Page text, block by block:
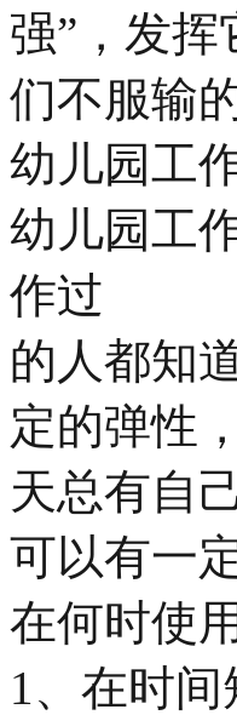
强”，发挥
们不服输
幼儿园工
幼儿园工
作过
的人都知
定的弹性
天总有自
可以有一
在何时使
1、在时